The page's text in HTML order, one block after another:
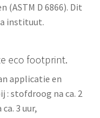
(ASTM D 6866). Dit
instituut.
eco footprint.
applicatie en
: stofdroog na ca. 2
3 uur,